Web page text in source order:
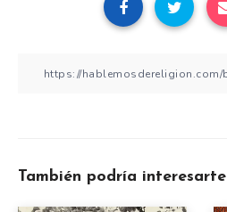
También podría interesarte